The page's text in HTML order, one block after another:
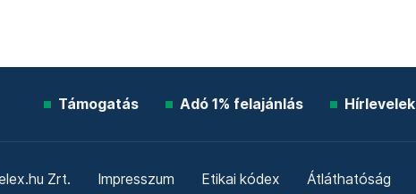
Támogatás Adó 1% felajánlás Hírlevelek
Zrt. Impresszum Etikai kódex Átláthatóság